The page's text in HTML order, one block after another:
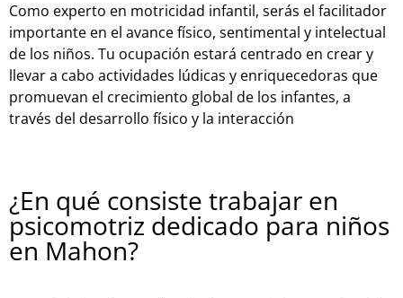
Como experto en motricidad infantil, serás el facilitador
importante en el avance físico, sentimental y intelectual
de los niños. Tu ocupación estará centrado en crear y
llevar a cabo actividades lúdicas y enriquecedoras que
promuevan el crecimiento global de los infantes, a
través del desarrollo físico y la interacción
¿En qué consiste trabajar en
psicomotriz dedicado para niños
en Mahon?